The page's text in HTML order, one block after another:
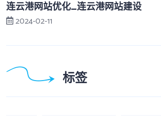
连云港网站优化_连云港网站建设
2024-02-11
标签